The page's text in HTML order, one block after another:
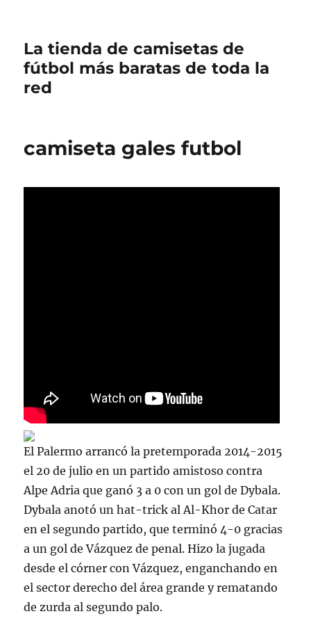
La tienda de camisetas de
fútbol más baratas de toda la
red
camiseta gales futbol
El Palermo arrancó la pretemporada 2014-2015
el 20 de julio en un partido amistoso contra
Alpe Adria que ganó 3 a 0 con un gol de Dybala.
Dybala anotó un hat-trick al Al-Khor de Catar
en el segundo partido, que terminó 4-0 gracias
a un gol de Vázquez de penal. Hizo la jugada
desde el córner con Vázquez, enganchando en
el sector derecho del área grande y rematando
de zurda al segundo palo.